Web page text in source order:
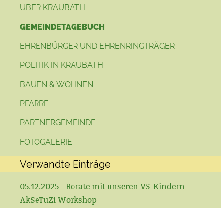
ÜBER KRAUBATH
GEMEINDETAGEBUCH
EHRENBÜRGER UND EHRENRINGTRÄGER
POLITIK IN KRAUBATH
BAUEN & WOHNEN
PFARRE
PARTNERGEMEINDE
FOTOGALERIE
Verwandte Einträge
05.12.2025 - Rorate mit unseren VS-Kindern
AkSeTuZi Workshop